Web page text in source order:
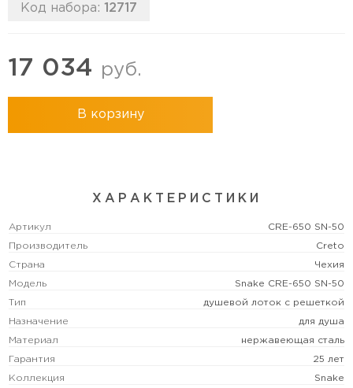
Код набора: 12717
17 034 руб.
В корзину
ХАРАКТЕРИСТИКИ
Артикул CRE-650 SN-50
Производитель Creto
Страна Чехия
Модель Snake CRE-650 SN-50
Тип душевой лоток с решеткой
Назначение для душа
Материал нержавеющая сталь
Гарантия 25 лет
Коллекция Snake